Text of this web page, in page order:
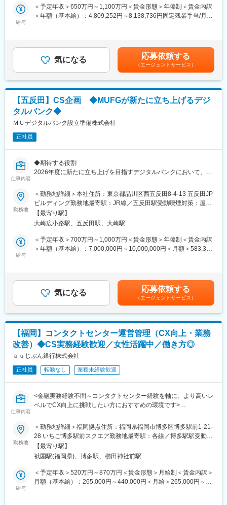
も寄り添う”金融サービスを共に創っていきましょう。
◆業務内容
・開業に向けたオペレーションセンター立ち上げと各種運用整備
・AI、RPA導入など業務改善施策の立案、実行
・事務オペレーターの稼働管理
・外部パートナーとの連携・運用ルール策定
・BPOを含めたメンバーマネジメント
◆当社について
当社は、三菱UFJフィナンシャル・グループ（MUFG）の新たな
れました。金利環境の変化やデジタル化の進展、資産運用ニーズ
の高まりなど大きな転換点を迎えている金融業界において、金融
けるサービスの提供を目指しています。
MUFG全体の約6,000万人の顧客基盤に向けて、これまでにないス
ます。具体的には、Google Cloudによるフルクラウド基盤の活用
や、ウェルスナビ株式会社と共同開発を進めている、独自アルゴ
リズムやAIを活用した総合アドバイザリー・プラットフォーム
「MAP」を中核機能として搭載し、新たな顧客体験を届けていき
テクノロジーの力を活かし、お客様1人ひとりの”日常にも人生に
も寄り添う”金融サービスを共に創っていきましょう。
給与
＜予定年収＞650万円～1,100万円＜賃金形態＞年俸制＜賃金内訳
＞年額（基本給）：4,809,252円～8,138,736円固定残業手当/月：
給与補足＞年俸制で12分割した金額を毎月支給賃金はあくまでも
目安の金額であり、選考を通じて上下する可能性があります。月
給(月額)は固定手当を含めた表記です。
気になる 応募依頼する
（エージェントサービス）
【五反田】CS企画 ◆MUFGが新たに立ち上げるデジ
タルバンク◆
ＭＵデジタルバンク設立準備株式会社
正社員
仕事内容
◆期待する役割
2026年度に新たに立ち上げを目指すデジタルバンクにおいて、カ
上げ、AIやシステム導入による業務高度化、サービス品質向上を
牽引する企画担当を募集します。
デジタルバンクにおけるカスタマーセンター領域は、単なる応対
窓口ではなく、重要な顧客接点でありお客様の声が集まるデータ
基盤です。
本ポジションでは、SalesforceやAmazon Connectをはじめとする
コールセンターシステムの最適化や、AIなどの最新テクノロジー
VOCを起点にしたプロダクト・サービスの改善提案まで深く関わ
っていただくことを期待しています。
CS企画チームは現在4名体制で構成されており、カスタマーセン
ターの現場や開発チームと密に連携しながら、カスタマー領域に
おける効率化・顧客体験改善案件の企画・推進を行なっていま
少数精鋭かつ縦割り組織ではないフラットな環境のため、裁量と
スピード感を持って新しい金融サービスを作り上げられる環境で
◆業務内容
・開業に向けたカスタマーセンター立ち上げと各種運用整備
・オペレーターの業務フロー構築
・トークスクリプト・マニュアル整備・企画改善
〇システム開発・AI活用推進
テム活用における企画検討
・問い合わせ自動化や人員配置予測などにおけるAI活用の企
勤務地
＜勤務地詳細＞本社住所：東京都品川区西五反田8-4-13 五反田JP
ビルディング勤務地最寄駅：JR線／五反田駅受動喫煙対策：屋内
全面禁煙変更の範囲：会社の定める事業所（リモートワーク含
む）
【最寄り駅】
大崎広小路駅、五反田駅、大崎駅
給与
＜予定年収＞700万円～1,000万円＜賃金形態＞年俸制＜賃金内訳
＞年額（基本給）：7,000,000円～10,000,000円＜月額＞583,333
額)は固定手当を含めた表記です。
気になる 応募依頼する
（エージェントサービス）
【福岡】コンタクトセンター運営管理（CX向上・業務
改善）◆CS実務経験歓迎／女性活躍中／働き方◎
ａｕじぶん銀行株式会社
正社員 転勤なし 業種未経験歓迎
仕事内容
<金融実務経験不問～コンタクトセンター経験を軸に、より高いレ
ベルでCX向上に挑戦したい方におすすめの環境です>
■概要
当社では、スマートフォンを中心とした利便性の高い金融サービ
スを展開し、2025年9月には口座数700万を突破しています。オン
ラインチャネルの利用拡大に伴い、非対面での高品質なサポート
体制がますます重要となる中、当社のお客さまセンターは預金・
決済など融資性商品を除く全商品を扱う“唯一の顧客接点部門”とし
て中心的役割を担っています。
お客さまの課題解決を通じてCX向上を推進し、さらなる事業成長
勤務地
＜勤務地詳細＞福岡拠点住所：福岡県福岡市博多区博多駅前1-21-
28 いちご博多駅前スクエア勤務地最寄駅：各線／博多駅駅受動喫
煙対策：敷地内喫煙可能場所あり変更の範囲：無
【最寄り駅】
祇園駅(福岡県)、博多駅、櫛田神社前駅
給与
＜予定年収＞520万円～870万円＜賃金形態＞月給制＜賃金内訳＞
月額（基本給）：265,000円～440,000円＜月給＞265,000円～